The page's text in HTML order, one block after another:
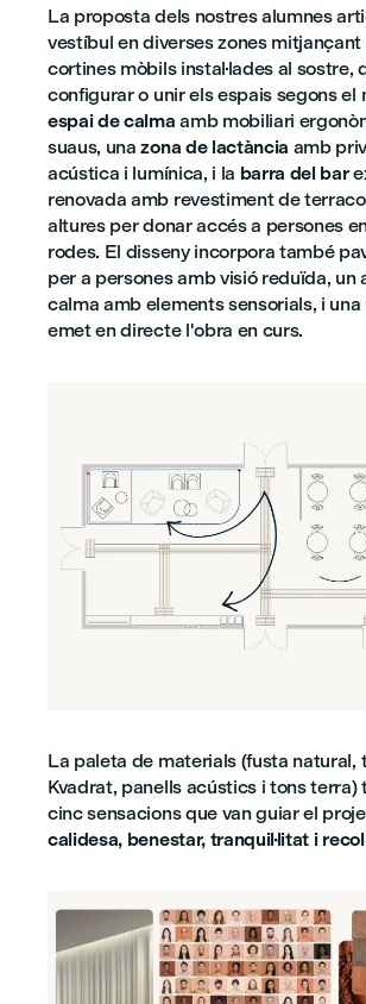
La proposta dels nostres alumnes
vestíbul en diverses zones
cortines mòbils instal·lades al sostre,
configurar o unir els espais segons el
espai de calma amb mobiliari
suaus, unazona de lactància amb
acústica i lumínica, i la barra del bar
renovada amb revestiment de
altures per donar accés a persones
rodes. El disseny incorpora també
per a persones amb visió reduïda, un
calma amb elements sensorials, i
emet en directe l'obra en curs.
La paleta de materials (fusta natural,
Kvadrat, panells acústics i tons terra)
cinc sensacions que van guiar el
calidesa, benestar, tranquil·litat i